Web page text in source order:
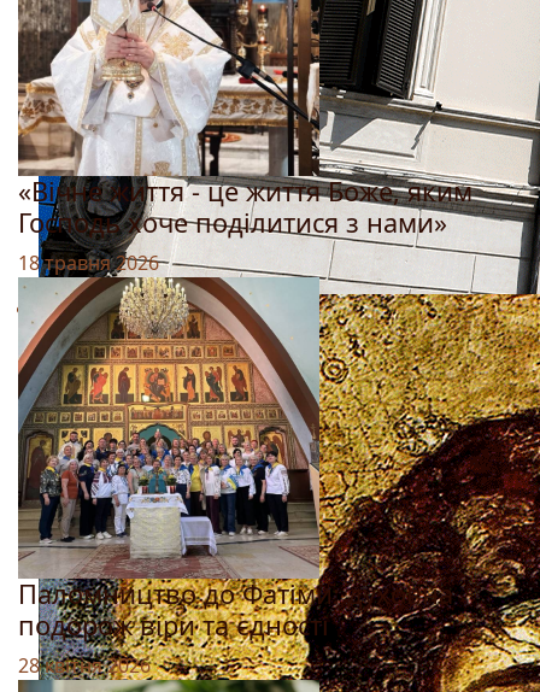
«Вічне життя - це життя Боже, яким
Господь хоче поділитися з нами»
18 травня 2026
Паломництво до Фатіми: духовна
подорож віри та єдності
28 квітня 2026